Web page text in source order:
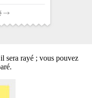
sera rayé ; vous pouvez